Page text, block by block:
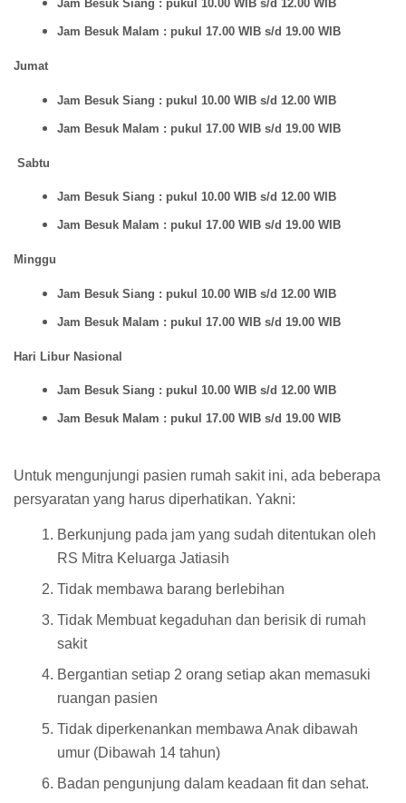
Jam Besuk Siang : pukul 10.00 WIB s/d 12.00 WIB
Jam Besuk Malam : pukul 17.00 WIB s/d 19.00 WIB
Jumat
Jam Besuk Siang : pukul 10.00 WIB s/d 12.00 WIB
Jam Besuk Malam : pukul 17.00 WIB s/d 19.00 WIB
Sabtu
Jam Besuk Siang : pukul 10.00 WIB s/d 12.00 WIB
Jam Besuk Malam : pukul 17.00 WIB s/d 19.00 WIB
Minggu
Jam Besuk Siang : pukul 10.00 WIB s/d 12.00 WIB
Jam Besuk Malam : pukul 17.00 WIB s/d 19.00 WIB
Hari Libur Nasional
Jam Besuk Siang : pukul 10.00 WIB s/d 12.00 WIB
Jam Besuk Malam : pukul 17.00 WIB s/d 19.00 WIB
Untuk mengunjungi pasien rumah sakit ini, ada beberapa
persyaratan yang harus diperhatikan. Yakni:
Berkunjung pada jam yang sudah ditentukan oleh
RS Mitra Keluarga Jatiasih
Tidak membawa barang berlebihan
Tidak Membuat kegaduhan dan berisik di rumah
sakit
Bergantian setiap 2 orang setiap akan memasuki
ruangan pasien
Tidak diperkenankan membawa Anak dibawah
umur (Dibawah 14 tahun)
Badan pengunjung dalam keadaan fit dan sehat.